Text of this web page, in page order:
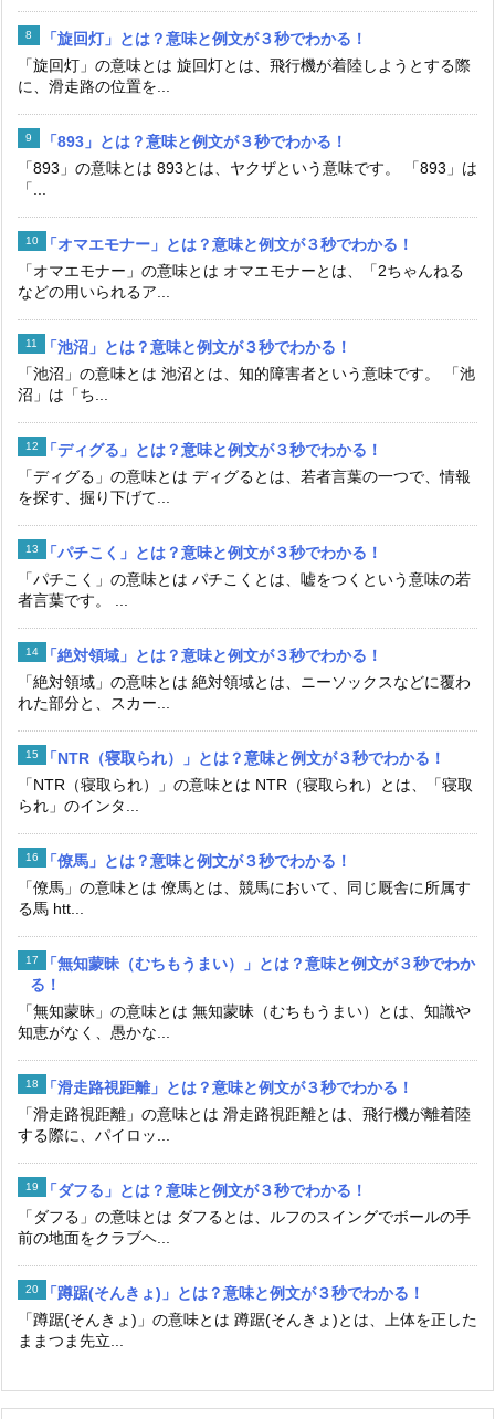
「旋回灯」とは？意味と例文が３秒でわかる！
「旋回灯」の意味とは 旋回灯とは、飛行機が着陸しようとする際
に、滑走路の位置を...
「893」とは？意味と例文が３秒でわかる！
「893」の意味とは 893とは、ヤクザという意味です。 「893」は
「...
「オマエモナー」とは？意味と例文が３秒でわかる！
「オマエモナー」の意味とは オマエモナーとは、「2ちゃんねる
などの用いられるア...
「池沼」とは？意味と例文が３秒でわかる！
「池沼」の意味とは 池沼とは、知的障害者という意味です。 「池
沼」は「ち...
「ディグる」とは？意味と例文が３秒でわかる！
「ディグる」の意味とは ディグるとは、若者言葉の一つで、情報
を探す、掘り下げて...
「パチこく」とは？意味と例文が３秒でわかる！
「パチこく」の意味とは パチこくとは、嘘をつくという意味の若
者言葉です。 ...
「絶対領域」とは？意味と例文が３秒でわかる！
「絶対領域」の意味とは 絶対領域とは、ニーソックスなどに覆わ
れた部分と、スカー...
「NTR（寝取られ）」とは？意味と例文が３秒でわかる！
「NTR（寝取られ）」の意味とは NTR（寝取られ）とは、「寝取
られ」のインタ...
「僚馬」とは？意味と例文が３秒でわかる！
「僚馬」の意味とは 僚馬とは、競馬において、同じ厩舎に所属す
る馬 htt...
「無知蒙昧（むちもうまい）」とは？意味と例文が３秒でわか
る！
「無知蒙昧」の意味とは 無知蒙昧（むちもうまい）とは、知識や
知恵がなく、愚かな...
「滑走路視距離」とは？意味と例文が３秒でわかる！
「滑走路視距離」の意味とは 滑走路視距離とは、飛行機が離着陸
する際に、パイロッ...
「ダフる」とは？意味と例文が３秒でわかる！
「ダフる」の意味とは ダフるとは、ルフのスイングでボールの手
前の地面をクラブヘ...
「蹲踞(そんきょ)」とは？意味と例文が３秒でわかる！
「蹲踞(そんきょ)」の意味とは 蹲踞(そんきょ)とは、上体を正した
ままつま先立...